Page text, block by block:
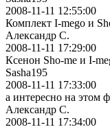
2008-11-11 12:55:00
Комплект I-mego и
Александр С.
2008-11-11 17:29:00
Ксенон Sho-me и I-
Sasha195
2008-11-11 17:33:00
а интересно на этом
Александр С.
2008-11-11 17:34:00